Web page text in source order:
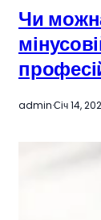
Чи
admin·Січ 14,